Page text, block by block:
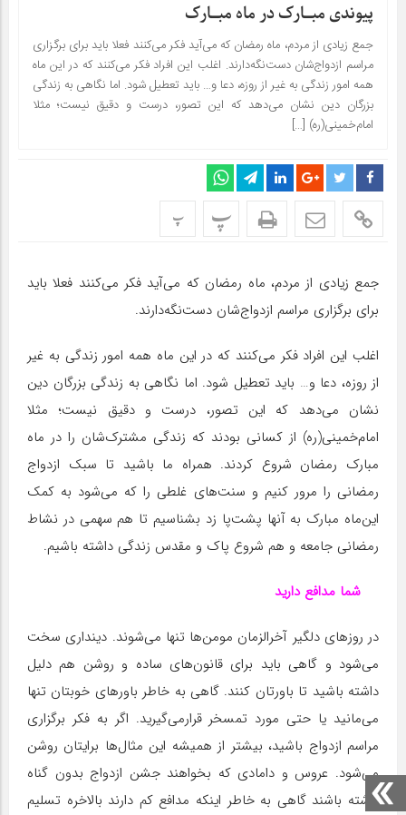
پیوندی مبـارک در ‌ماه مبـارک
جمع زیادی از مردم، ماه رمضان که می‌آید فکر می‌کنند فعلا باید برای برگزاری
مراسم ازدواج‌شان دست‌نگه‌دارند. اغلب این افراد فکر می‌کنند که در این ماه
همه امور زندگی به غیر از روزه، دعا و… باید تعطیل شود. اما نگاهی به زندگی
بزرگان دین نشان می‌دهد که این تصور، درست و دقیق نیست؛ مثلا
امام‌خمینی‌(ره) […]
پ پ
جمع زیادی از مردم، ماه رمضان که می‌آید فکر می‌کنند فعلا باید
برای برگزاری مراسم ازدواج‌شان دست‌نگه‌دارند.
اغلب این افراد فکر می‌کنند که در این ماه همه امور زندگی به غیر
از روزه، دعا و… باید تعطیل شود. اما نگاهی به زندگی بزرگان دین
نشان می‌دهد که این تصور، درست و دقیق نیست؛ مثلا
امام‌خمینی‌(ره) از کسانی بودند که زندگی مشترک‌شان را در ماه
مبارک رمضان شروع کردند. همراه ما باشید تا سبک ازدواج
رمضانی را مرور کنیم و سنت‌های غلطی را که می‌شود به کمک
این‌ماه مبارک به آنها پشت‌پا زد بشناسیم تا هم سهمی در نشاط
رمضانی جامعه و هم شروع پاک و مقدس زندگی داشته باشیم.
شما مدافع دارید
در روزهای دلگیر آخرالزمان مومن‌ها تنها می‌شوند. دینداری سخت
می‌شود و گاهی باید برای قانون‌های ساده و روشن هم دلیل
داشته باشید تا باورتان کنند. گاهی به خاطر باورهای خوبتان تنها
می‌مانید یا حتی مورد تمسخر قرار‌می‌گیرید. اگر به فکر برگزاری
مراسم ازدواج باشید، بیشتر از همیشه این مثال‌ها برایتان روشن
می‌شود. عروس و دامادی که بخواهند جشن ازدواج بدون گناه
داشته باشند گاهی به خاطر اینکه مدافع کم دارند بالاخره تسلیم